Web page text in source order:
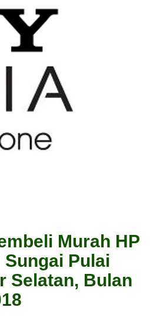
Murah HP
Pulai
Selatan, Bulan